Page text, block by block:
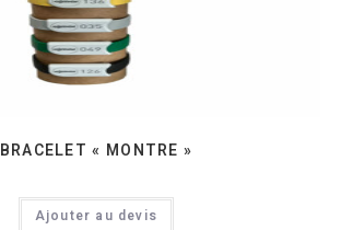
BRACELET « MONTRE »
Ajouter au devis